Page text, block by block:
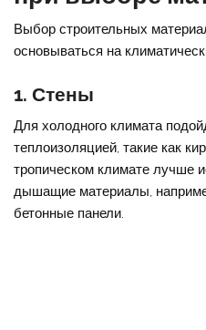
Выбор строительных
основываться на
1. Стены
Для холодного климата
теплоизоляцией, такие как
тропическом климате лучше
дышащие материалы,
бетонные панели.